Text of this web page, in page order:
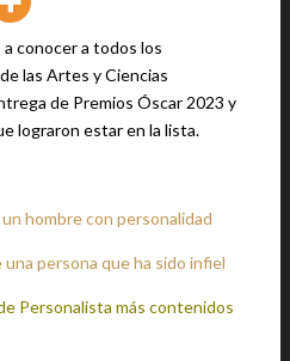
conocer a todos los
las Artes y Ciencias
de Premios Óscar 2023 y
lograron estar en la lista.
hombre con personalidad
persona que ha sido infiel
Personalista más contenidos